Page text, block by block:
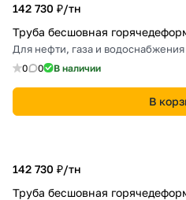
142 730 ₽/тн
Труба бесшовная
Для нефти, газа и
0 0 В наличии
В
142 730 ₽/тн
Труба бесшовная